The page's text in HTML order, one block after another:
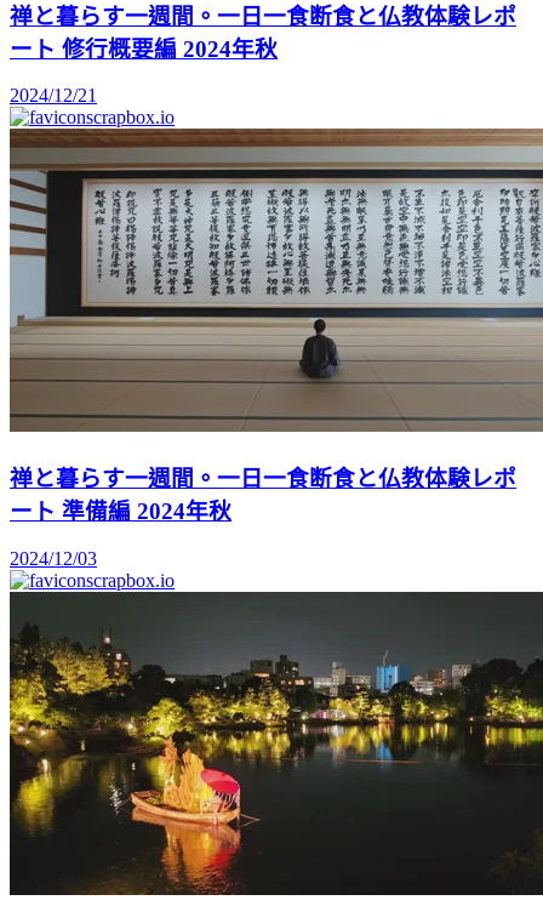
禅と暮らす一週間。一日一食断食と仏教体験レポ
ート 修行概要編 2024年秋
2024/12/21
scrapbox.io
禅と暮らす一週間。一日一食断食と仏教体験レポ
ート 準備編 2024年秋
2024/12/03
scrapbox.io